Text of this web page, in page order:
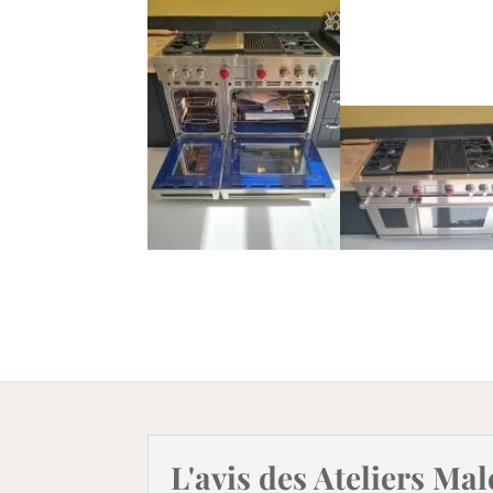
L'avis des Ateliers